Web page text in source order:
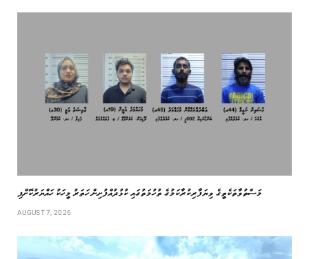
މަސްތުވާތަކެތީގެ ވިޔަފާރިކުރާކަމުގެ ތުހުމަތުގައި ކުޅުދުއްފުށިން ހަތަރު މީހަކު ހައްޔަރުކޮށްފި
AUGUST 7, 2026